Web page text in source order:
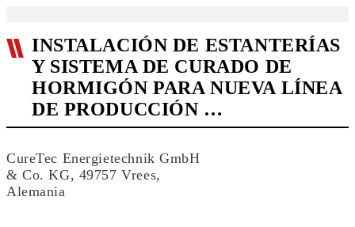
INSTALACIÓN DE ESTANTERÍAS
Y SISTEMA DE CURADO DE
HORMIGÓN PARA NUEVA LÍNEA
DE PRODUCCIÓN …
CureTec Energietechnik GmbH
& Co. KG, 49757 Vrees,
Alemania